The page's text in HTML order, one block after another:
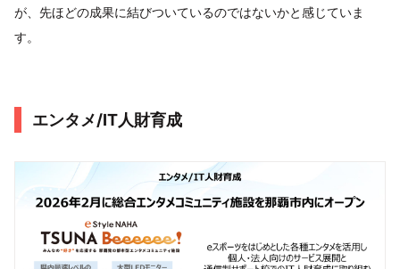
が、先ほどの成果に結びついているのではないかと感じていま
す。
エンタメ/IT人財育成